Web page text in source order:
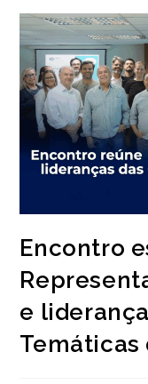
Encontro
e
Temáticas